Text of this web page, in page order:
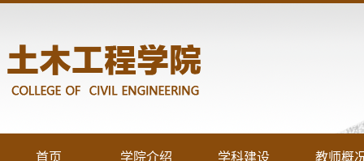
首页 学院介绍 学科建设 教师概